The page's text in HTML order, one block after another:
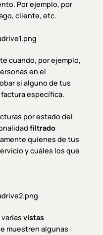
Por ejemplo, por
cliente, etc.
cuando, por ejemplo,
en el
si alguno de tus
específica.
por estado del
filtrado
quienes de tus
y cuáles los que
vistas
muestren algunas